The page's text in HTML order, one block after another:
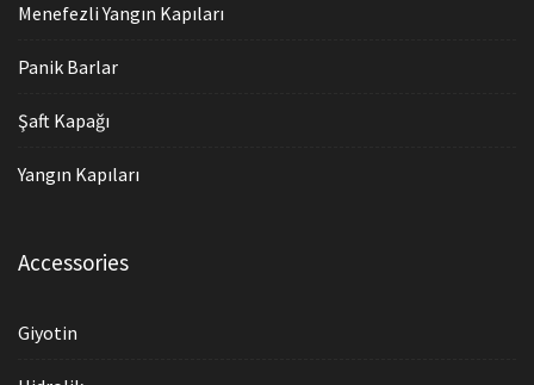
Menefezli Yangın Kapıları
Panik Barlar
Şaft Kapağı
Yangın Kapıları
Accessories
Giyotin